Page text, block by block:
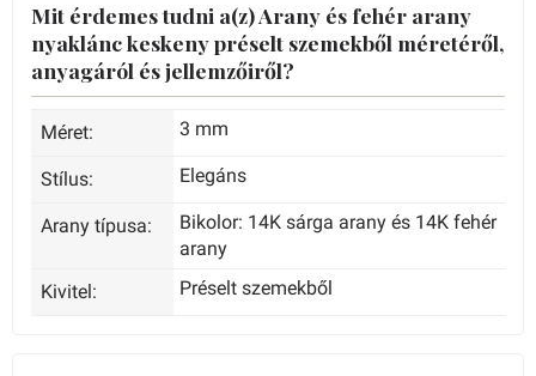
Mit érdemes tudni a(z) Arany és fehér arany
nyaklánc keskeny préselt szemekből méretéről,
anyagáról és jellemzőiről?
Méret: 3 mm
Stílus: Elegáns
Arany típusa:
Bikolor: 14K sárga arany és 14K fehér
arany
Kivitel:
Préselt szemekből